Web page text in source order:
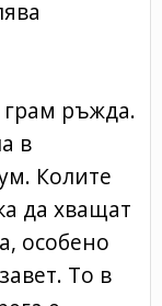
грам ръжда.
в
Колите
да хващат
особено
То в